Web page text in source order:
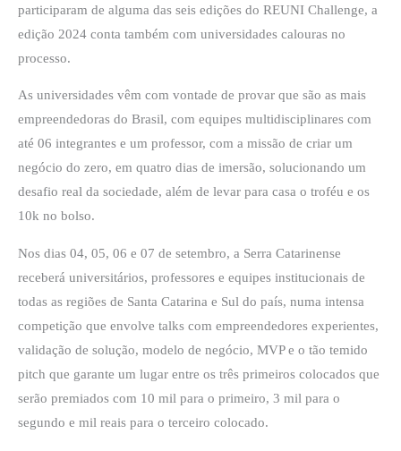
participaram de alguma das seis edições do REUNI Challenge, a
edição 2024 conta também com universidades calouras no
processo.
As universidades vêm com vontade de provar que são as mais
empreendedoras do Brasil, com equipes multidisciplinares com
até 06 integrantes e um professor, com a missão de criar um
negócio do zero, em quatro dias de imersão, solucionando um
desafio real da sociedade, além de levar para casa o troféu e os
10k no bolso.
Nos dias 04, 05, 06 e 07 de setembro, a Serra Catarinense
receberá universitários, professores e equipes institucionais de
todas as regiões de Santa Catarina e Sul do país, numa intensa
competição que envolve talks com empreendedores experientes,
validação de solução, modelo de negócio, MVP e o tão temido
pitch que garante um lugar entre os três primeiros colocados que
serão premiados com 10 mil para o primeiro, 3 mil para o
segundo e mil reais para o terceiro colocado.